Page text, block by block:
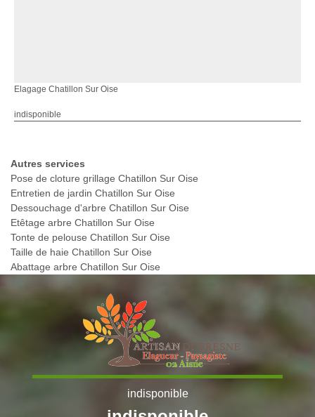
Elagage Chatillon Sur Oise
indisponible
Autres services
Pose de cloture grillage Chatillon Sur Oise
Entretien de jardin Chatillon Sur Oise
Dessouchage d'arbre Chatillon Sur Oise
Etêtage arbre Chatillon Sur Oise
Tonte de pelouse Chatillon Sur Oise
Taille de haie Chatillon Sur Oise
Abattage arbre Chatillon Sur Oise
indisponible